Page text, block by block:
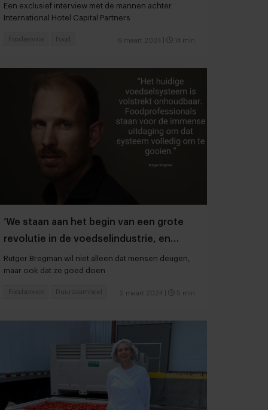
Randstad
Een exclusief interview met de mannen achter
International Hotel Capital Partners
6 maart 2024 14 min
Foodservice Food
‘We staan aan het begin van een grote
revolutie in de voedselindustrie, en
Nederland kan daarin voorop lopen’
Rutger Bregman wil niet alleen dat mensen deugen,
maar ook dat ze goed doen
2 maart 2024 5 min
Foodservice Duurzaamheid